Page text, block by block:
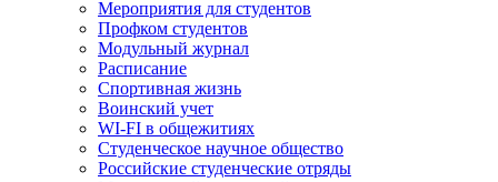
Мероприятия для студентов
Профком студентов
Модульный журнал
Расписание
Спортивная жизнь
Воинский учет
WI-FI в общежитиях
Студенческое научное общество
Российские студенческие отряды